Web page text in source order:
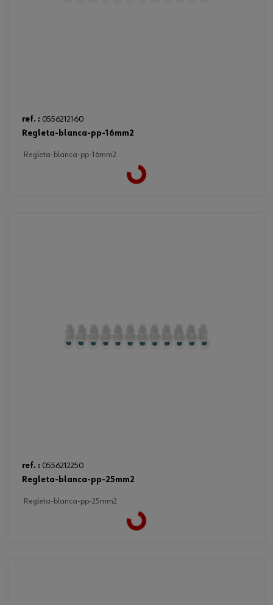
ref. : 0556212160
regleta-blanca-pp-16mm2
regleta-blanca-pp-16mm2
ref. : 0556212250
regleta-blanca-pp-25mm2
regleta-blanca-pp-25mm2